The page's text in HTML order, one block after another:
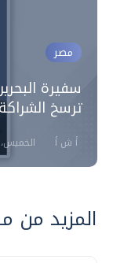
مصر
سفيرة
ترسخ
أ ش أ الخميس، 06 اغسطس 2026 02:55 ص
المزيد من